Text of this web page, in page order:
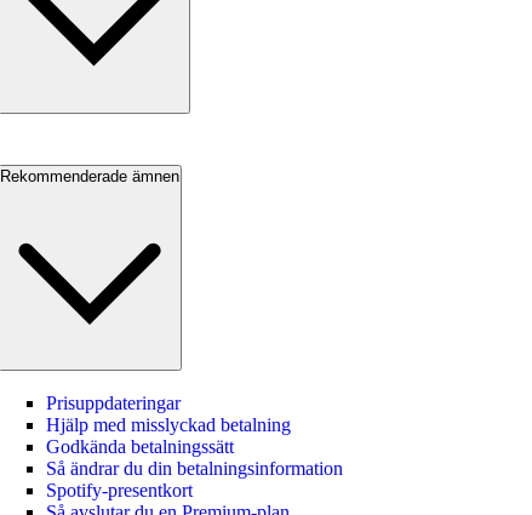
Rekommenderade ämnen
Prisuppdateringar
Hjälp med misslyckad betalning
Godkända betalningssätt
Så ändrar du din betalningsinformation
Spotify-presentkort